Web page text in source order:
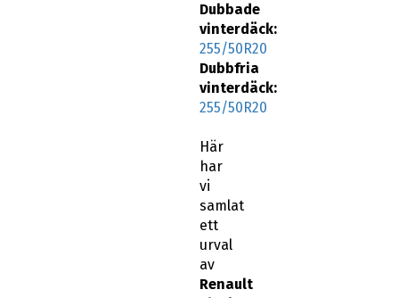
Dubbade
vinterdäck:
255/50R20
Dubbfria
vinterdäck:
255/50R20
Här
har
vi
samlat
ett
urval
av
Renault